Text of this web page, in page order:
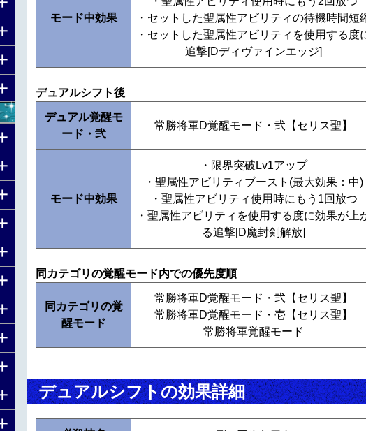
モード中効果
・セットした聖属性アビリティの待機時間短
・セットした聖属性アビリティを使用する度
追撃[Dディヴァインエッジ]
デュアルシフト後
デュアル覚醒モ
ード・弐
常勝将軍D覚醒モード・弐【セリス聖】
モード中効果
・限界突破Lv1アップ
・聖属性アビリティブースト(最大効果：中)
・聖属性アビリティ使用時にもう1回放つ
・聖属性アビリティを使用する度に効果が上
る追撃[D魔封剣解放]
同カテゴリの覚醒モード内での優先度順
同カテゴリの覚
醒モード
常勝将軍D覚醒モード・弐【セリス聖】
常勝将軍D覚醒モード・壱【セリス聖】
常勝将軍覚醒モード
デュアルシフトの効果詳細